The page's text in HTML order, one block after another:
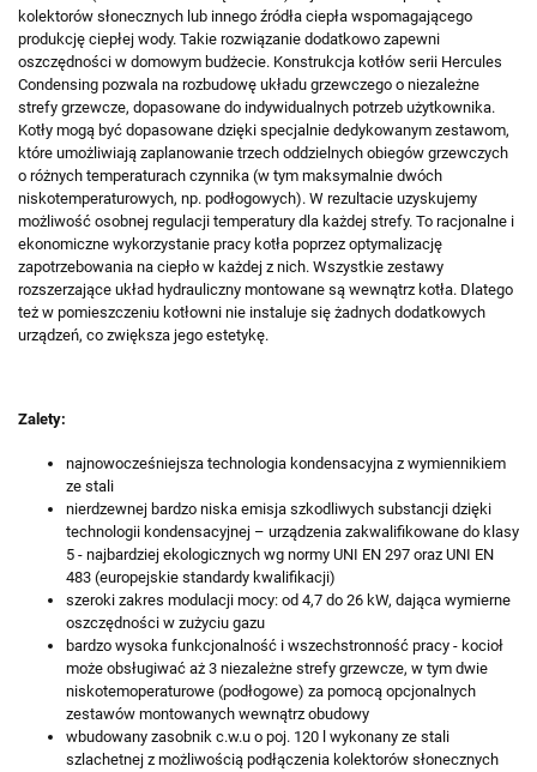
kolektorów słonecznych lub innego źródła ciepła wspomagającego
produkcję ciepłej wody. Takie rozwiązanie dodatkowo zapewni
oszczędności w domowym budżecie. Konstrukcja kotłów serii Hercules
Condensing pozwala na rozbudowę układu grzewczego o niezależne
strefy grzewcze, dopasowane do indywidualnych potrzeb użytkownika.
Kotły mogą być dopasowane dzięki specjalnie dedykowanym zestawom,
które umożliwiają zaplanowanie trzech oddzielnych obiegów grzewczych
o różnych temperaturach czynnika (w tym maksymalnie dwóch
niskotemperaturowych, np. podłogowych). W rezultacie uzyskujemy
możliwość osobnej regulacji temperatury dla każdej strefy. To racjonalne i
ekonomiczne wykorzystanie pracy kotła poprzez optymalizację
zapotrzebowania na ciepło w każdej z nich. Wszystkie zestawy
rozszerzające układ hydrauliczny montowane są wewnątrz kotła. Dlatego
też w pomieszczeniu kotłowni nie instaluje się żadnych dodatkowych
urządzeń, co zwiększa jego estetykę.
Zalety:
najnowocześniejsza technologia kondensacyjna z wymiennikiem
ze stali
nierdzewnej bardzo niska emisja szkodliwych substancji dzięki
technologii kondensacyjnej – urządzenia zakwalifikowane do klasy
5 - najbardziej ekologicznych wg normy UNI EN 297 oraz UNI EN
483 (europejskie standardy kwalifikacji)
szeroki zakres modulacji mocy: od 4,7 do 26 kW, dająca wymierne
oszczędności w zużyciu gazu
bardzo wysoka funkcjonalność i wszechstronność pracy - kocioł
może obsługiwać aż 3 niezależne strefy grzewcze, w tym dwie
niskotemoperaturowe (podłogowe) za pomocą opcjonalnych
zestawów montowanych wewnątrz obudowy
wbudowany zasobnik c.w.u o poj. 120 l wykonany ze stali
szlachetnej z możliwością podłączenia kolektorów słonecznych